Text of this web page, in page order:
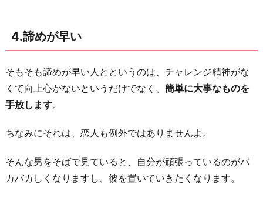
ネ
テ
ィ
ブ
「で
も」
「だ
4.諦めが早い
そもそも諦めが早い人とというのは、チャレンジ精神がな
くて向上心がないというだけでなく、 簡単に大事なものを
手放します。
ちなみにそれは、恋人も例外ではありませんよ。
そんな男をそばで見ていると、自分が頑張っているのがバ
カバカしくなりますし、彼を置いていきたくなります。